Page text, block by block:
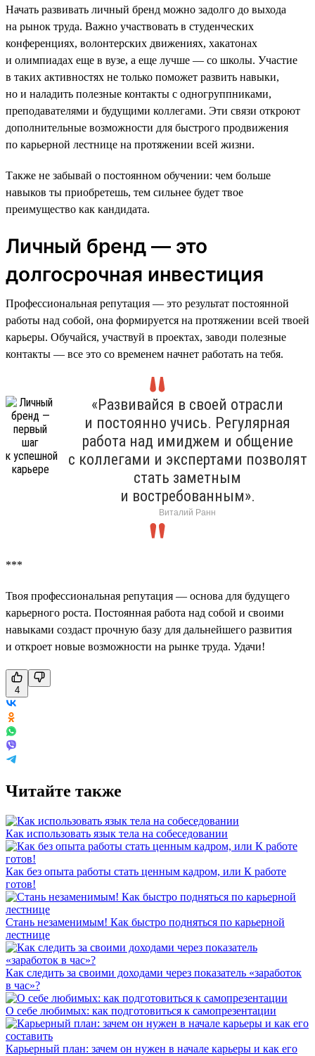
Начать развивать личный бренд можно задолго до выхода
на рынок труда. Важно участвовать в студенческих
конференциях, волонтерских движениях, хакатонах
и олимпиадах еще в вузе, а еще лучше — со школы. Участие
в таких активностях не только поможет развить навыки,
но и наладить полезные контакты с одногруппниками,
преподавателями и будущими коллегами. Эти связи откроют
дополнительные возможности для быстрого продвижения
по карьерной лестнице на протяжении всей жизни.
Также не забывай о постоянном обучении: чем больше
навыков ты приобретешь, тем сильнее будет твое
преимущество как кандидата.
Личный бренд — это
долгосрочная инвестиция
Профессиональная репутация — это результат постоянной
работы над собой, она формируется на протяжении всей твоей
карьеры. Обучайся, участвуй в проектах, заводи полезные
контакты — все это со временем начнет работать на тебя.
«Развивайся в своей отрасли
и постоянно учись. Регулярная
работа над имиджем и общение
с коллегами и экспертами позволят
стать заметным
и востребованным».
Виталий Ранн
***
Твоя профессиональная репутация — основа для будущего
карьерного роста. Постоянная работа над собой и своими
навыками создаст прочную базу для дальнейшего развития
и откроет новые возможности на рынке труда. Удачи!
4
Читайте также
Как использовать язык тела на собеседовании
Как без опыта работы стать ценным кадром, или К работе
готов!
Стань незаменимым! Как быстро подняться по карьерной
лестнице
Как следить за своими доходами через показатель «заработок
в час»?
О себе любимых: как подготовиться к самопрезентации
Карьерный план: зачем он нужен в начале карьеры и как его